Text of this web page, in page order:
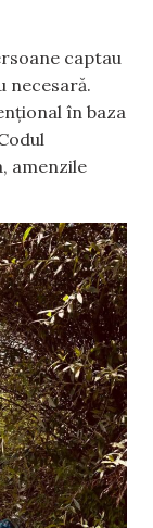
captau
necesară.
în baza
amenzile